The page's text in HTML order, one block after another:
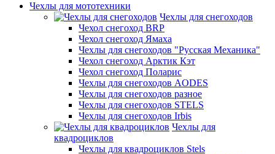
Чехлы для мототехники
Чехлы для снегоходов
Чехол снегоход BRP
Чехол снегоход Ямаха
Чехлы для снегоходов "Русская Механика"
Чехол снегоход Арктик Кэт
Чехол снегоход Поларис
Чехлы для снегоходов AODES
Чехлы для снегоходов разное
Чехлы для снегоходов STELS
Чехлы для снегоходов Irbis
Чехлы для
квадроциклов
Чехлы для квадроциклов Stels